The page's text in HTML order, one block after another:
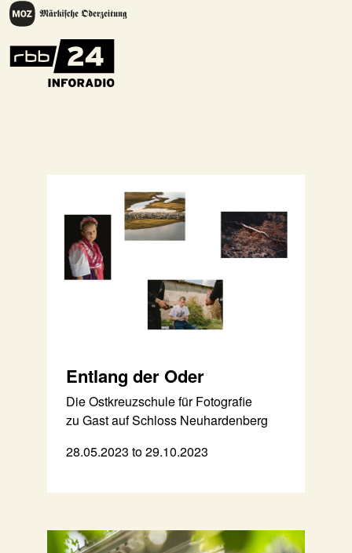
Entlang der Oder
Die Ostkreuzschule für Fotografie
zu Gast auf Schloss Neuhardenberg
28.05.2023 to 29.10.2023